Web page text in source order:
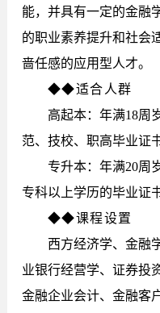
能，并具有一定的金融
的职业素养提升和社会
啬任感的应用型人才。
◆◆适合人群
高起本：年满18周
范、技校、职高毕业证
专升本：年满20周
专科以上学历的毕业证书
◆◆课程设置
西方经济学、金融
业银行经营学、证券投
金融企业会计、金融客